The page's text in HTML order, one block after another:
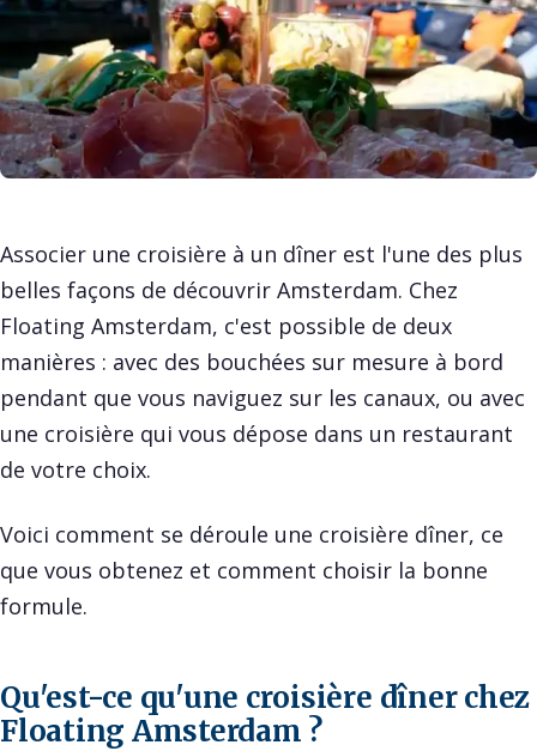
Associer une croisière à un dîner est l'une des plus
belles façons de découvrir Amsterdam. Chez
Floating Amsterdam, c'est possible de deux
manières : avec des bouchées sur mesure à bord
pendant que vous naviguez sur les canaux, ou avec
une croisière qui vous dépose dans un restaurant
de votre choix.
Voici comment se déroule une croisière dîner, ce
que vous obtenez et comment choisir la bonne
formule.
Qu'est-ce qu'une croisière dîner chez
Floating Amsterdam ?